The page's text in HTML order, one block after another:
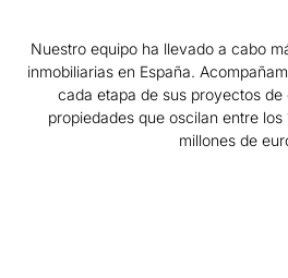
Nuestro equipo ha llevado a cabo
inmobiliarias en España.
cada etapa de sus proyectos
propiedades que oscilan entre
millones de